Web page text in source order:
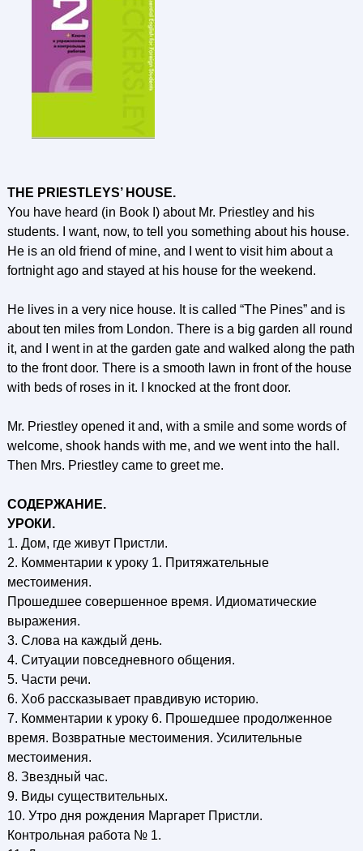
THE PRIESTLEYS’ HOUSE.
You have heard (in Book I) about Mr. Priestley and his
students. I want, now, to tell you something about his house.
He is an old friend of mine, and I went to visit him about a
fortnight ago and stayed at his house for the weekend.
He lives in a very nice house. It is called “The Pines” and is
about ten miles from London. There is a big garden all round
it, and I went in at the garden gate and walked along the path
to the front door. There is a smooth lawn in front of the house
with beds of roses in it. I knocked at the front door.
Mr. Priestley opened it and, with a smile and some words of
welcome, shook hands with me, and we went into the hall.
Then Mrs. Priestley came to greet me.
СОДЕРЖАНИЕ.
УРОКИ.
1. Дом, где живут Пристли.
2. Комментарии к уроку 1. Притяжательные
местоимения.
Прошедшее совершенное время. Идиоматические
выражения.
3. Слова на каждый день.
4. Ситуации повседневного общения.
5. Части речи.
6. Хоб рассказывает правдивую историю.
7. Комментарии к уроку 6. Прошедшее продолженное
время. Возвратные местоимения. Усилительные
местоимения.
8. Звездный час.
9. Виды существительных.
10. Утро дня рождения Маргарет Пристли.
Контрольная работа № 1.